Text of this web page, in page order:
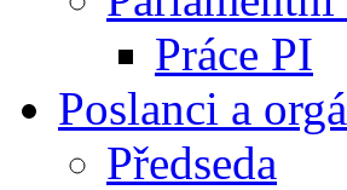
Práce PI
Poslanci a
Předseda